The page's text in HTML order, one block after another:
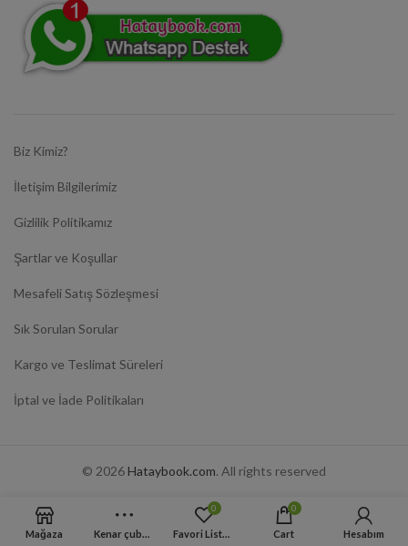
Biz Kimiz?
İletişim Bilgilerimiz
Gizlilik Politikamız
Şartlar ve Koşullar
Mesafeli Satış Sözleşmesi
Sık Sorulan Sorular
Kargo ve Teslimat Süreleri
İptal ve İade Politikaları
© 2026 Hataybook.com. All rights reserved
Mağaza Kenar çubuğu
0
Favori Listesi
0
Cart Hesabım